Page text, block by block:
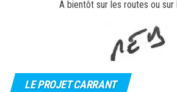
A bientôt sur les routes ou sur
LE PROJET CARRANT